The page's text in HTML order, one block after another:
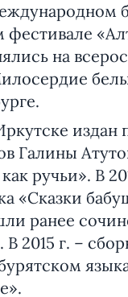
фестивале
на
издан
Галины
ручьи». В
«Сказки
ранее
В 2015 г. –